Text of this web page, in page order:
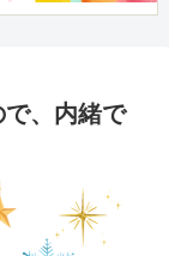
、内緒で